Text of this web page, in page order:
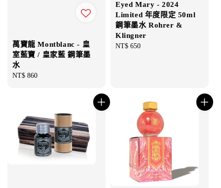
萬寶龍 Montblanc - 皇
室藍寶 / 皇家藍 鋼筆墨
水
Regular
NT$ 860
Eyed Mary - 2024
Limited 年度限定 50ml
鋼筆墨水 Rohrer &
Klingner
Regular
NT$ 650